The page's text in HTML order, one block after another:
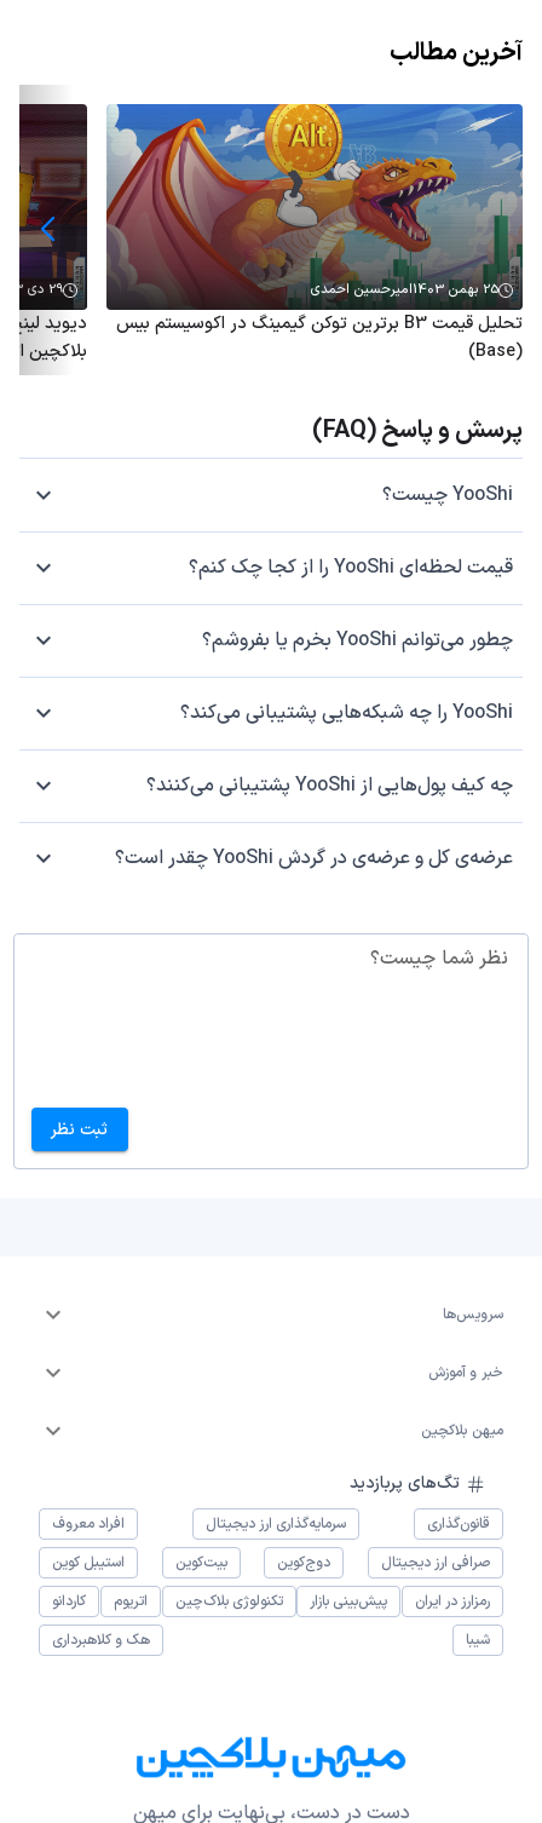
آخرین مطالب
25 بهمن 1403 امیرحسین احمدی
تحلیل قیمت B3 برترین توکن گیمینگ در اکوسیستم بیس
(Base)
29 دی 1403
بلاکچین
پرسش و پاسخ (FAQ)
YooShi چیست؟
قیمت لحظه‌ای YooShi را از کجا چک کنم؟
چطور می‌توانم YooShi بخرم یا بفروشم؟
YooShi را چه شبکه‌هایی پشتیبانی می‌کند؟
چه کیف پول‌هایی از YooShi پشتیبانی می‌کنند؟
عرضه‌ی کل و عرضه‌ی در گردش YooShi چقدر است؟
نظر شما چیست؟
ثبت نظر
سرویس‌ها
خبر و آموزش
میهن بلاکچین
تگ‌های پربازدید
قانون‌گذاری سرمایه‌گذاری ارز دیجیتال
افراد معروف
صرافی ارز دیجیتال
دوج‌کوین بیت‌کوین
استیبل کوین
رمزارز در ایران
پیش‌بینی بازار تکنولوژی بلاک‌چین اتریوم
کاردانو
شیبا
هک و کلاهبرداری
دست در دست، بی‌نهایت برای میهن